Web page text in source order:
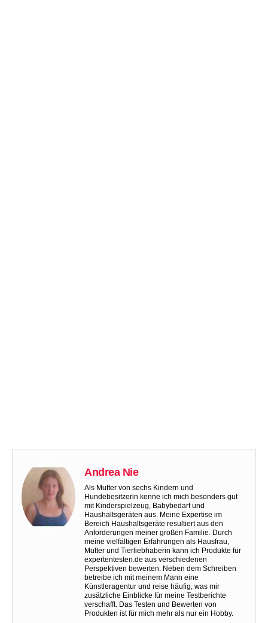
Andrea Nie
Als Mutter von sechs Kindern und
Hundebesitzerin kenne ich mich besonders gut
mit Kinderspielzeug, Babybedarf und
Haushaltsgeräten aus. Meine Expertise im
Bereich Haushaltsgeräte resultiert aus den
Anforderungen meiner großen Familie. Durch
meine vielfältigen Erfahrungen als Hausfrau,
Mutter und Tierliebhaberin kann ich Produkte für
expertentesten.de aus verschiedenen
Perspektiven bewerten. Neben dem Schreiben
betreibe ich mit meinem Mann eine
Künstleragentur und reise häufig, was mir
zusätzliche Einblicke für meine Testberichte
verschafft. Das Testen und Bewerten von
Produkten ist für mich mehr als nur ein Hobby.